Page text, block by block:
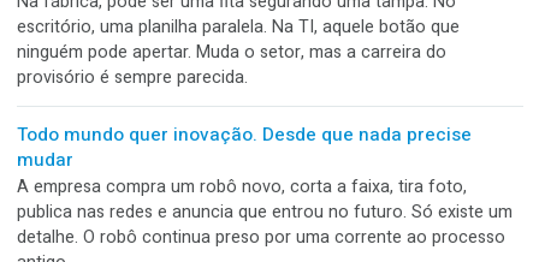
A máquina cabia no layout. Não passava pela porta
Na planta, tudo estava perfeito. Havia espaço para operar,
manutenção e circular ao redor. O único detalhe
como a máquina chegaria até lá. O caminhão encostou, a
equipe se reuniu e a instalação começou naquele clima de
novidade. Até a máquina encontrar uma porta alguns
centímetros menor. O layout dizia que podia entrar. A
discordou.